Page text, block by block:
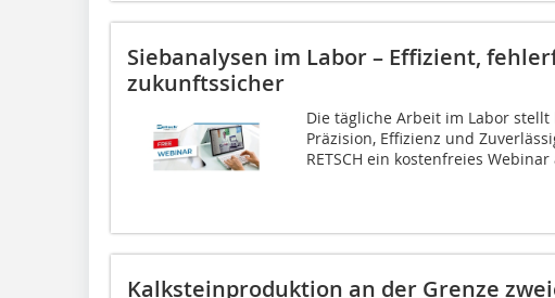
Siebanalysen im Labor – Effizient,
zukunftssicher
Die tägliche Arbeit im Labor
Präzision, Effizienz und
RETSCH ein kostenfreies
Kalksteinproduktion an der Grenze